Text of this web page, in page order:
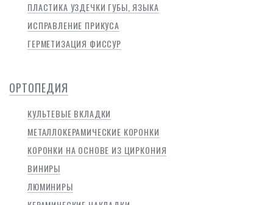
ПЛАСТИКА УЗДЕЧКИ ГУБЫ, ЯЗЫКА
ИСПРАВЛЕНИЕ ПРИКУСА
ГЕРМЕТИЗАЦИЯ ФИССУР
ОРТОПЕДИЯ
КУЛЬТЕВЫЕ ВКЛАДКИ
МЕТАЛЛОКЕРАМИЧЕСКИЕ КОРОНКИ
КОРОНКИ НА ОСНОВЕ ИЗ ЦИРКОНИЯ
ВИНИРЫ
ЛЮМИНИРЫ